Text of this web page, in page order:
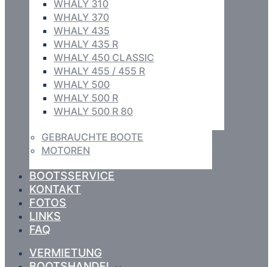
WHALY 310
WHALY 370
WHALY 435
WHALY 435 R
WHALY 450 CLASSIC
WHALY 455 / 455 R
WHALY 500
WHALY 500 R
WHALY 500 R 80
GEBRAUCHTE BOOTE
MOTOREN
BOOTSSERVICE
KONTAKT
FOTOS
LINKS
FAQ
VERMIETUNG